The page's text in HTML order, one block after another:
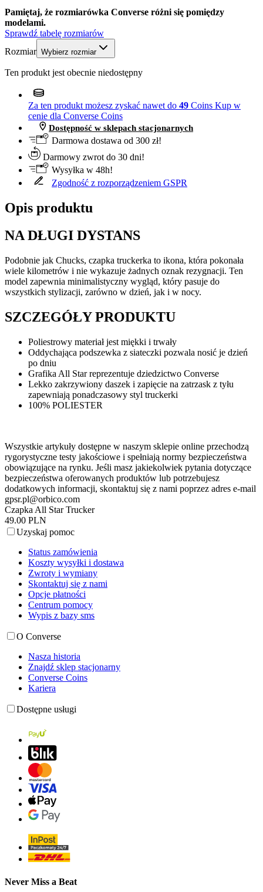
Pamiętaj, że rozmiarówka Converse różni się pomiędzy
modelami.
Sprawdź tabelę rozmiarów
Rozmiar Wybierz rozmiar
Ten produkt jest obecnie niedostępny
Za ten produkt możesz zyskać nawet do 49 Coins Kup w
cenie dla Converse Coins
Dostępność w sklepach stacjonarnych
Darmowa dostawa od 300 zł!
Darmowy zwrot do 30 dni!
Wysyłka w 48h!
Zgodność z rozporządzeniem GSPR
Opis produktu
NA DŁUGI DYSTANS
Podobnie jak Chucks, czapka truckerka to ikona, która pokonała
wiele kilometrów i nie wykazuje żadnych oznak rezygnacji. Ten
model zapewnia minimalistyczny wygląd, który pasuje do
wszystkich stylizacji, zarówno w dzień, jak i w nocy.
SZCZEGÓŁY PRODUKTU
Poliestrowy materiał jest miękki i trwały
Oddychająca podszewka z siateczki pozwala nosić je dzień
po dniu
Grafika All Star reprezentuje dziedzictwo Converse
Lekko zakrzywiony daszek i zapięcie na zatrzask z tyłu
zapewniają ponadczasowy styl truckerki
100% POLIESTER
Wszystkie artykuły dostępne w naszym sklepie online przechodzą
rygorystyczne testy jakościowe i spełniają normy bezpieczeństwa
obowiązujące na rynku. Jeśli masz jakiekolwiek pytania dotyczące
bezpieczeństwa oferowanych produktów lub potrzebujesz
dodatkowych informacji, skontaktuj się z nami poprzez adres e-mail
gpsr.pl@orbico.com
Czapka All Star Trucker
49.00 PLN
Uzyskaj pomoc
Status zamówienia
Koszty wysyłki i dostawa
Zwroty i wymiany
Skontaktuj się z nami
Opcje płatności
Centrum pomocy
Wypis z bazy sms
O Converse
Nasza historia
Znajdź sklep stacjonarny
Converse Coins
Kariera
Dostępne usługi
Never Miss a Beat